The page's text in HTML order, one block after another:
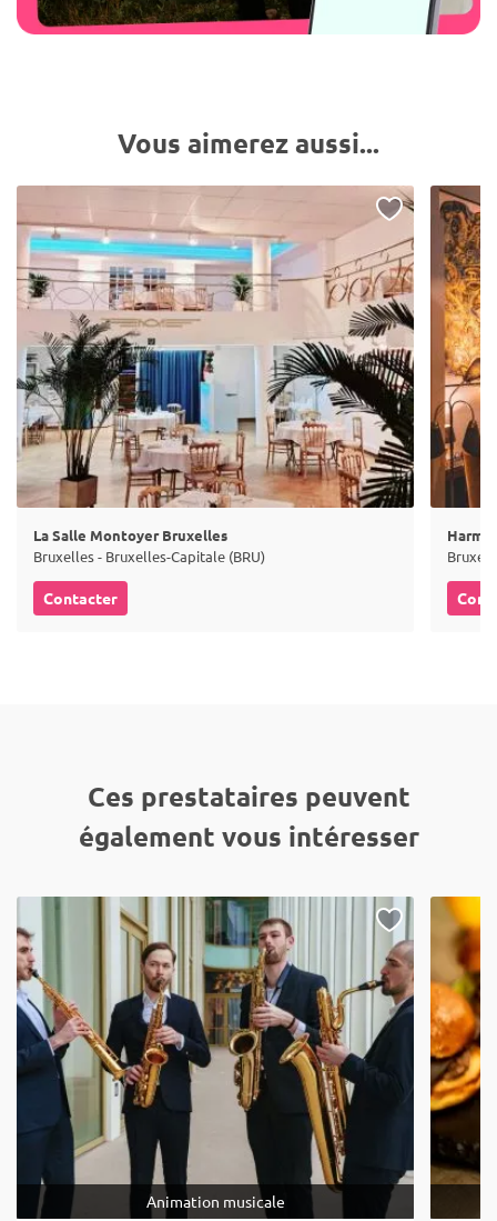
Vous aimerez aussi...
La Salle Montoyer Bruxelles
Bruxelles - Bruxelles-Capitale (BRU)
Contacter
Ces prestataires peuvent
également vous intéresser
Animation musicale